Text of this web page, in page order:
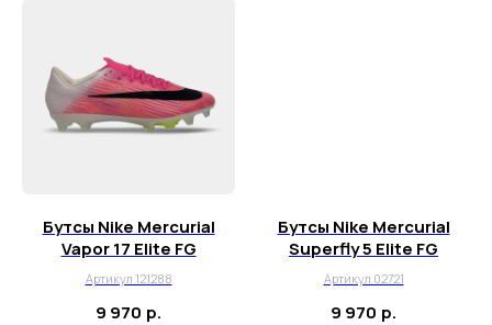
Бутсы Nike Mercurial
Vapor 17 Elite FG
Артикул 121288
9 970 р.
Бутсы Nike Mercurial
Superfly 5 Elite FG
Артикул 02721
9 970 р.